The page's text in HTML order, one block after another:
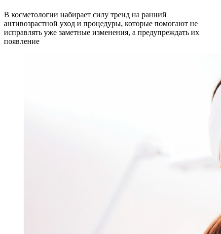
В косметологии набирает силу тренд на ранний
антивозрастной уход и процедуры, которые помогают не
исправлять уже заметные изменения, а предупреждать их
появление